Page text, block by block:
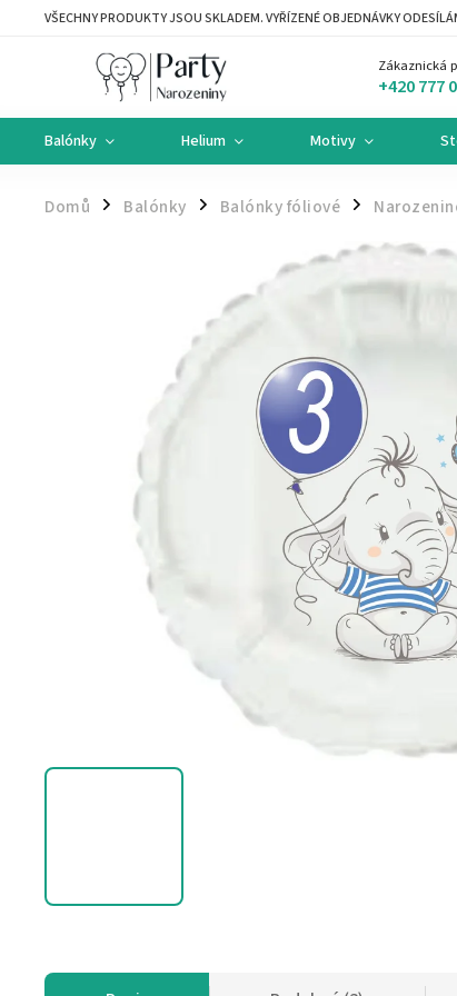
VŠECHNY PRODUKTY JSOU SKLADEM. VYŘÍZENÉ OBJEDNÁVKY
Zákaznická
+420 777
Balónky Helium Motivy
Domů / Balónky / Balónky fóliové /